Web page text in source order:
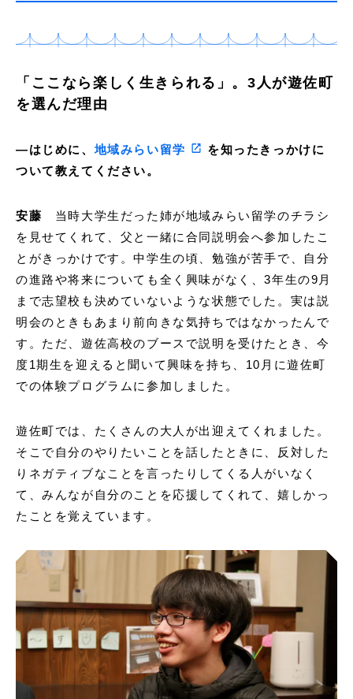
「ここなら楽しく生きられる」。3人が遊佐町
を選んだ理由
―はじめに、地域みらい留学
を知ったきっかけに
ついて教えてください。
安藤
当時大学生だった姉が地域みらい留学のチラシ
を見せてくれて、父と一緒に合同説明会へ参加したこ
とがきっかけです。中学生の頃、勉強が苦手で、自分
の進路や将来についても全く興味がなく、3年生の9月
まで志望校も決めていないような状態でした。実は説
明会のときもあまり前向きな気持ちではなかったんで
す。ただ、遊佐高校のブースで説明を受けたとき、今
度1期生を迎えると聞いて興味を持ち、10月に遊佐町
での体験プログラムに参加しました。
遊佐町では、たくさんの大人が出迎えてくれました。
そこで自分のやりたいことを話したときに、反対した
りネガティブなことを言ったりしてくる人がいなく
て、みんなが自分のことを応援してくれて、嬉しかっ
たことを覚えています。